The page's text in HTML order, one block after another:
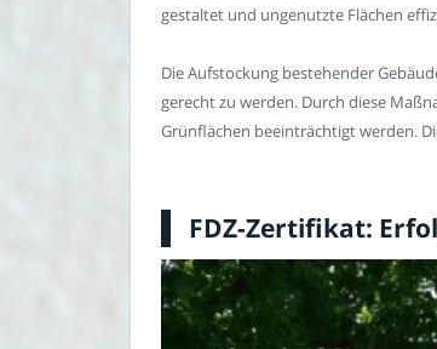
gestaltet und ungenutzte Flächen
Die Aufstockung bestehender
gerecht zu werden. Durch diese
Grünflächen beeinträchtigt werden.
FDZ-Zertifikat: